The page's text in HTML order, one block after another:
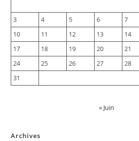
3
4 5 6 7
10
11 12 13 14
17
18 19 20 21
24
25 26 27 28
31
« Juin
Archives